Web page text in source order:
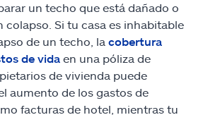
un techo que está dañado o
colapso. Si tu casa es inhabitable
de un techo, la cobertura
de vida en una póliza de
de vivienda puede
aumento de los gastos de
facturas de hotel, mientras tu